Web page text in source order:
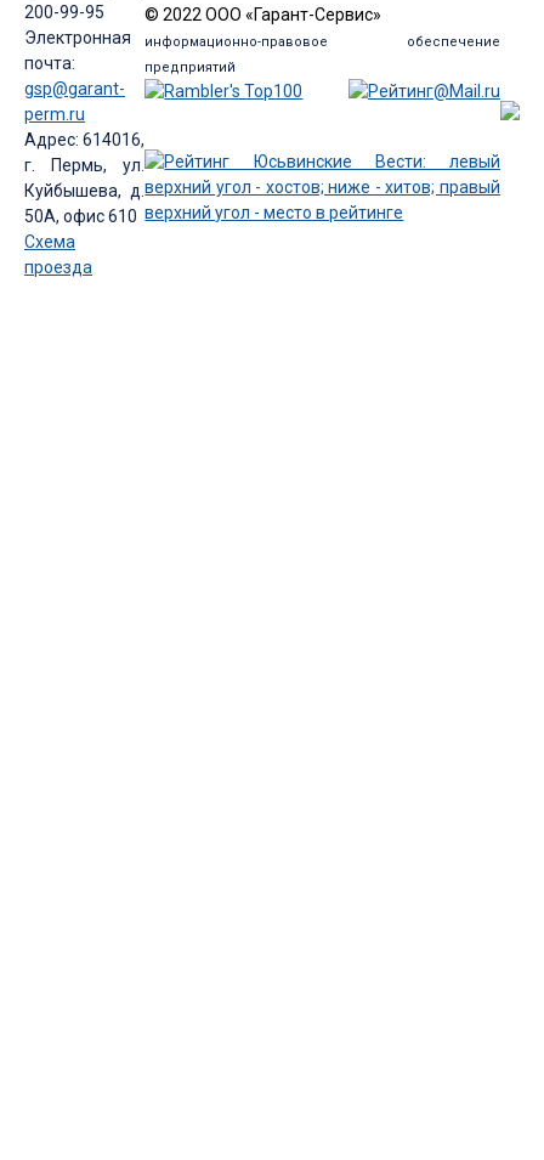
200-99-95
Электронная
почта:
gsp@garant-
perm.ru
Адрес: 614016,
г. Пермь, ул.
Куйбышева, д.
50А, офис 610
Схема
проезда
© 2022 ООО «Гарант-Сервис»
информационно-правовое обеспечение
предприятий